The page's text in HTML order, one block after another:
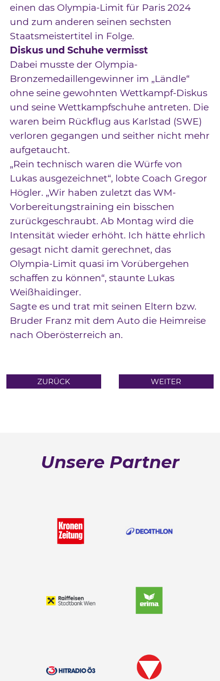
einen das Olympia-Limit für Paris 2024
und zum anderen seinen sechsten
Staatsmeistertitel in Folge.
Diskus und Schuhe vermisst
Dabei musste der Olympia-
Bronzemedaillengewinner im „Ländle“
ohne seine gewohnten Wettkampf-Diskus
und seine Wettkampfschuhe antreten. Die
waren beim Rückflug aus Karlstad (SWE)
verloren gegangen und seither nicht mehr
aufgetaucht.
„Rein technisch waren die Würfe von
Lukas ausgezeichnet“, lobte Coach Gregor
Högler. „Wir haben zuletzt das WM-
Vorbereitungstraining ein bisschen
zurückgeschraubt. Ab Montag wird die
Intensität wieder erhöht. Ich hätte ehrlich
gesagt nicht damit gerechnet, das
Olympia-Limit quasi im Vorübergehen
schaffen zu können“, staunte Lukas
Weißhaidinger.
Sagte es und trat mit seinen Eltern bzw.
Bruder Franz mit dem Auto die Heimreise
nach Oberösterreich an.
ZURÜCK WEITER
Unsere Partner